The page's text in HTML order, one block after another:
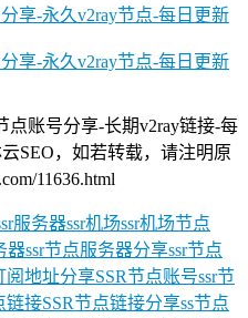
享-永久v2ray节点-每日更新
享-永久v2ray节点-每日更新
点账号分享-长期v2ray链接-每
SEO，如若转载，请注明原
11636.html
服务器ssr机场ssr机场节点
器ssr节点服务器分享ssr节点
阅地址分享SSR节点账号ssr节
链接SSR节点链接分享ss节点